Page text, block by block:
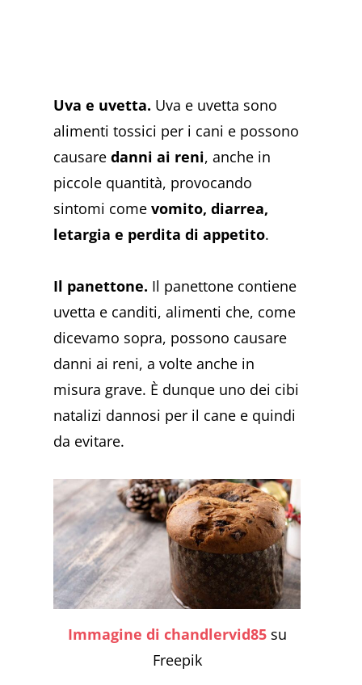
Uva e uvetta. Uva e uvetta sono
alimenti tossici per i cani e possono
causaredanni ai reni, anche in
piccole quantità, provocando
sintomi comevomito, diarrea,
letargia e perdita di appetito​​​​.
Il panettone. Il panettone contiene
uvetta e canditi, alimenti che, come
dicevamo sopra, possono causare
danni ai reni, a volte anche in
misura grave. È dunque uno dei cibi
natalizi dannosi per il cane e quindi
da evitare.
Immagine di chandlervid85su
Freepik